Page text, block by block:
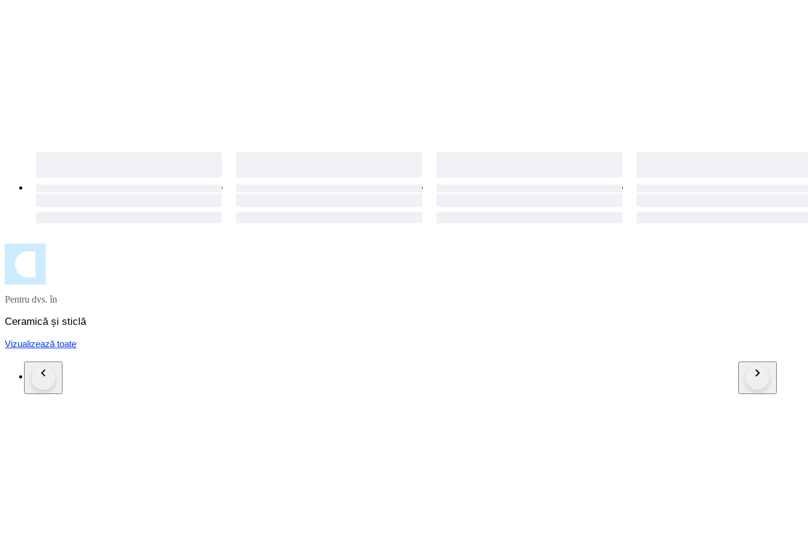
Pentru dvs. în
Ceramică și sticlă
Vizualizează toate